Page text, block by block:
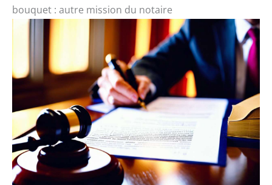
bouquet : autre mission du notaire